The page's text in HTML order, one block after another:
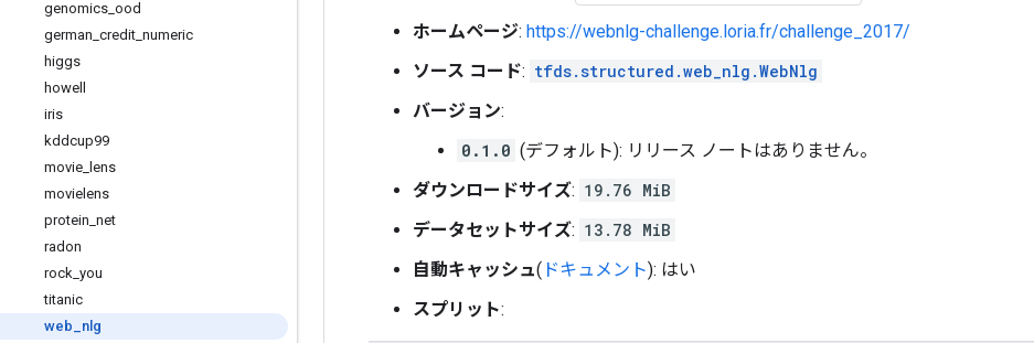
genomics ood
german credit numeric
higgs
howell
iris
kddcup99
movie lens
movielens
protein net
radon
rock you
titanic
web
nlg
ホームページ: https://webnlg-challenge.loria.fr/challenge_2017/
ソース コード: tfds.structured.web_nlg.WebNlg
バージョン:
0.1.0 (デフォルト): リリース ノートはありません。
ダウンロードサイズ: 19.76 MiB
データセットサイズ: 13.78 MiB
自動キャッシュ( ドキュメント): はい
スプリット: